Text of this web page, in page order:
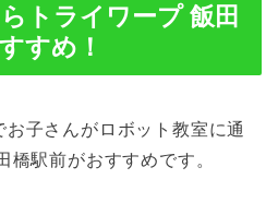
トライワープ 飯田
すめ！
子さんがロボット教室に通
橋駅前がおすすめです。